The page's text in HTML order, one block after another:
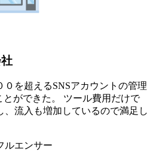
０を超えるSNSアカウントの管理
とができた。 ツール費用だけで
流入も増加しているので満足し
ルエンサー